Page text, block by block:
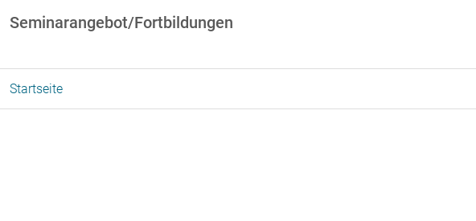
Seminarangebot/Fortbildungen
Startseite